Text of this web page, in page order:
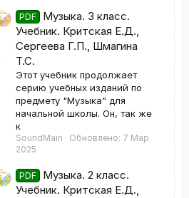
PDF
Музыка. 3 класс.
Учебник. Критская Е.Д.,
Сергеева Г.П., Шмагина
Т.С.
Этот учебник продолжает
серию учебных изданий по
предмету "Музыка" для
начальной школы. Он, так же
к
SoundMain Обновлено: 7 Мар
2025
PDF
Музыка. 2 класс.
Учебник. Критская Е.Д.,